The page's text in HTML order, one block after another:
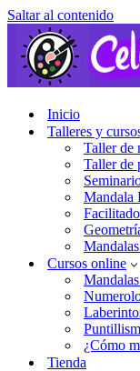
Saltar al contenido
Inicio
Talleres y
Taller de
Taller de
Mandala
Cursos online
¿Cómo
Tienda